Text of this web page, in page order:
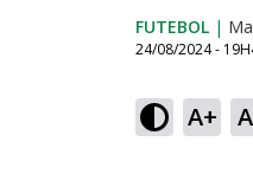
FUTEBOL |
24/08/2024 -
A+